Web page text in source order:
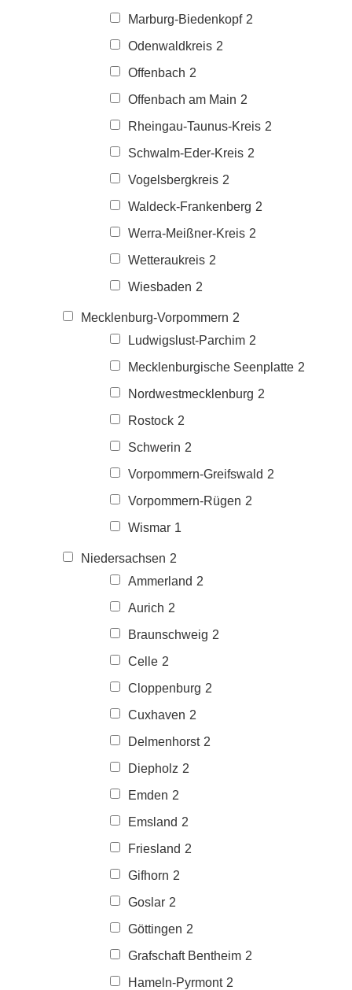
Marburg-Biedenkopf 2
Odenwaldkreis 2
Offenbach 2
Offenbach am Main 2
Rheingau-Taunus-Kreis 2
Schwalm-Eder-Kreis 2
Vogelsbergkreis 2
Waldeck-Frankenberg 2
Werra-Meißner-Kreis 2
Wetteraukreis 2
Wiesbaden 2
Mecklenburg-Vorpommern 2
Ludwigslust-Parchim 2
Mecklenburgische Seenplatte 2
Nordwestmecklenburg 2
Rostock 2
Schwerin 2
Vorpommern-Greifswald 2
Vorpommern-Rügen 2
Wismar 1
Niedersachsen 2
Ammerland 2
Aurich 2
Braunschweig 2
Celle 2
Cloppenburg 2
Cuxhaven 2
Delmenhorst 2
Diepholz 2
Emden 2
Emsland 2
Friesland 2
Gifhorn 2
Goslar 2
Göttingen 2
Grafschaft Bentheim 2
Hameln-Pyrmont 2